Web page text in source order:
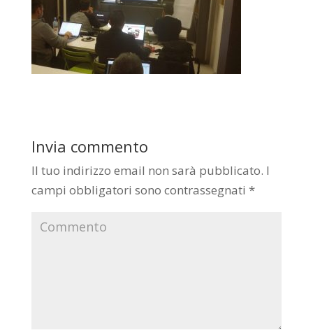
Invia commento
Il tuo indirizzo email non sarà pubblicato. I
campi obbligatori sono contrassegnati *